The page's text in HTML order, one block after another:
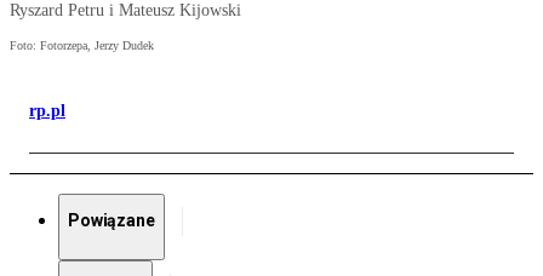
Ryszard Petru i Mateusz Kijowski
Foto: Fotorzepa, Jerzy Dudek
rp.pl
Powiązane